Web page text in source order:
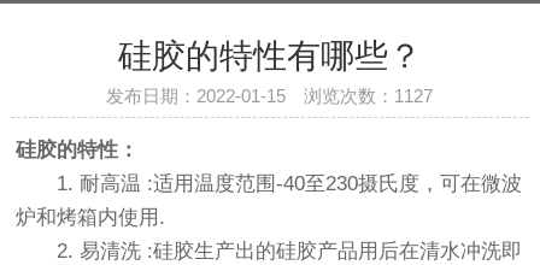
硅胶的特性有哪些？
发布日期：2022-01-15 浏览次数： 1127
硅胶的特性：
1. 耐高温 :适用温度范围-40至230摄氏度，可在微波
炉和烤箱内使用.
2. 易清洗 :硅胶生产出的硅胶产品用后在清水冲洗即